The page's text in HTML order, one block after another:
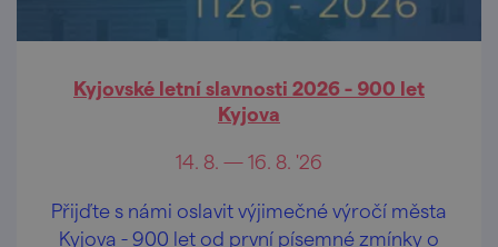
Kyjovské letní slavnosti 2026 - 900 let
Kyjova
14. 8. — 16. 8. '26
Přijďte s námi oslavit výjimečné výročí města
Kyjova - 900 let od první písemné zmínky o